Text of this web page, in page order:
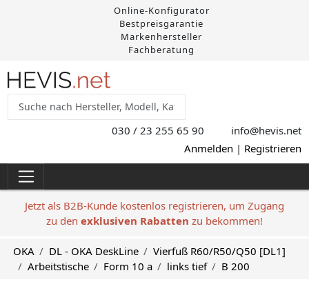
Online-Konfigurator
Bestpreisgarantie
Markenhersteller
Fachberatung
030 / 23 255 65 90 info@hevis.net
Anmelden | Registrieren
Jetzt als B2B-Kunde kostenlos registrieren, um Zugang
zu den exklusiven Rabatten zu bekommen!
OKA DL - OKA DeskLine
Vierfuß R60/R50/Q50 [DL1]
Arbeitstische
Form 10 a links tief B 200